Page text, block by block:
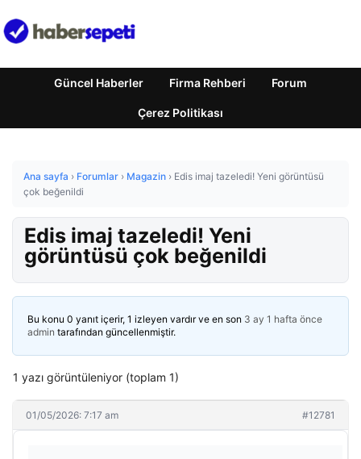
Güncel Haberler Firma Rehberi Forum
Çerez Politikası
Ana sayfa › Forumlar › Magazin › Edis imaj tazeledi! Yeni görüntüsü
çok beğenildi
Edis imaj tazeledi! Yeni
görüntüsü çok beğenildi
Bu konu 0 yanıt içerir, 1 izleyen vardır ve en son 3 ay 1 hafta önce
admin tarafından güncellenmiştir.
1 yazı görüntüleniyor (toplam 1)
01/05/2026: 7:17 am #12781